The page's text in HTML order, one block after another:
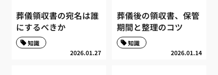
葬儀領収書の宛名は誰
にするべきか
2026.01.27
知識
葬儀後の領収書、保管
期間と整理のコツ
2026.01.14
知識